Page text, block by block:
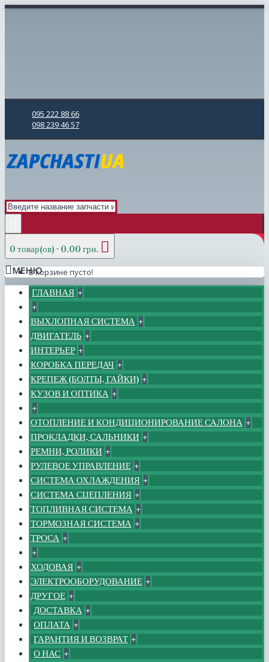
095 222 88 66
098 239 46 57
0 товар(ов) - 0.00 грн.
В корзине пусто!
МЕНЮ
ГЛАВНАЯ +
+
ВЫХЛОПНАЯ СИСТЕМА +
ДВИГАТЕЛЬ +
ИНТЕРЬЕР +
КОРОБКА ПЕРЕДАЧ +
КРЕПЕЖ (БОЛТЫ, ГАЙКИ) +
КУЗОВ И ОПТИКА +
+
ОТОПЛЕНИЕ И КОНДИЦИОНИРОВАНИЕ САЛОНА +
ПРОКЛАДКИ, САЛЬНИКИ +
РЕМНИ, РОЛИКИ +
РУЛЕВОЕ УПРАВЛЕНИЕ +
СИСТЕМА ОХЛАЖДЕНИЯ +
СИСТЕМА СЦЕПЛЕНИЯ +
ТОПЛИВНАЯ СИСТЕМА +
ТОРМОЗНАЯ СИСТЕМА +
ТРОСА +
+
ХОДОВАЯ +
ЭЛЕКТРООБОРУДОВАНИЕ +
ДРУГОЕ +
ДОСТАВКА +
ОПЛАТА +
ГАРАНТИЯ И ВОЗВРАТ +
О НАС +